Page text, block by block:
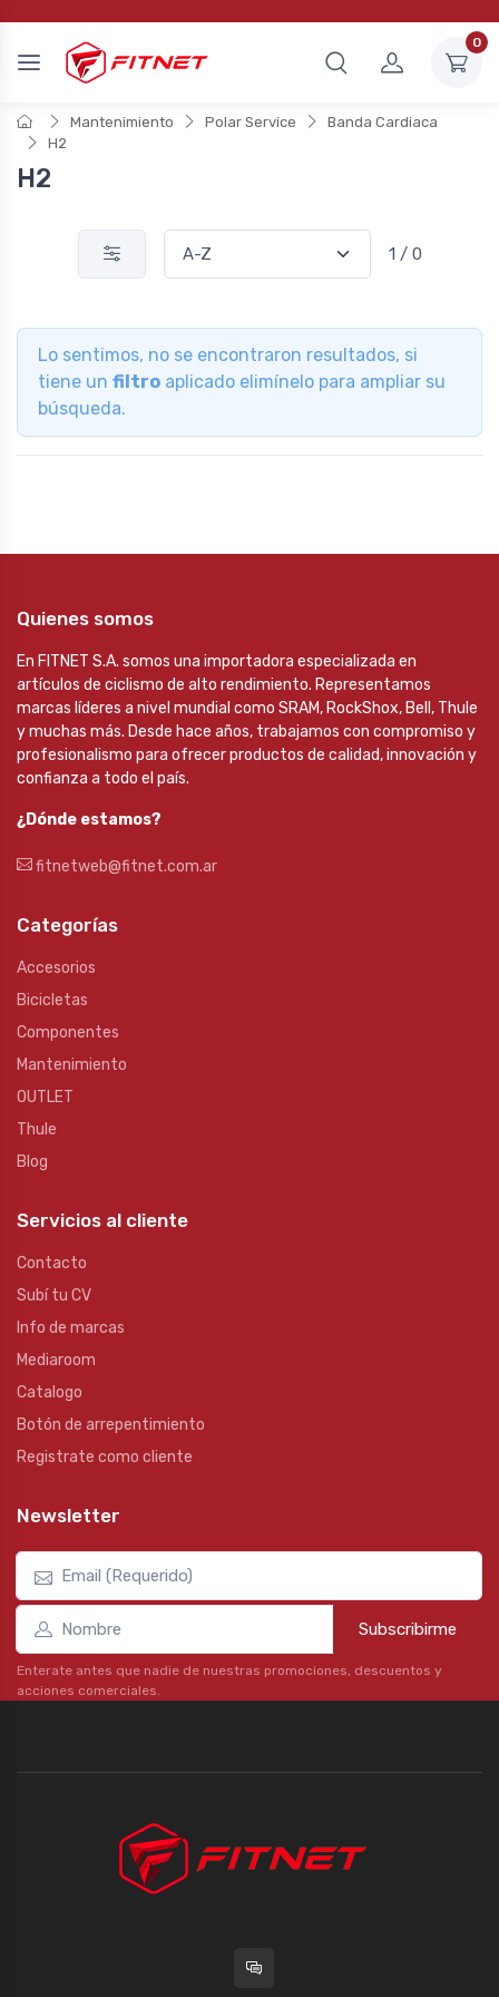
0
Mantenimiento Polar Service
Banda Cardiaca
H2
H2
1 / 0
Lo sentimos, no se encontraron resultados, si
tiene un filtro aplicado elimínelo para ampliar su
búsqueda.
Quienes somos
En FITNET S.A. somos una importadora especializada en
artículos de ciclismo de alto rendimiento. Representamos
marcas líderes a nivel mundial como SRAM, RockShox, Bell, Thule
y muchas más. Desde hace años, trabajamos con compromiso y
profesionalismo para ofrecer productos de calidad, innovación y
confianza a todo el país.
¿Dónde estamos?
fitnetweb@fitnet.com.ar
Categorías
Accesorios
Bicicletas
Componentes
Mantenimiento
OUTLET
Thule
Blog
Servicios al cliente
Contacto
Subí tu CV
Info de marcas
Mediaroom
Catalogo
Botón de arrepentimiento
Registrate como cliente
Newsletter
Subscribirme
Enterate antes que nadie de nuestras promociones, descuentos y
acciones comerciales.